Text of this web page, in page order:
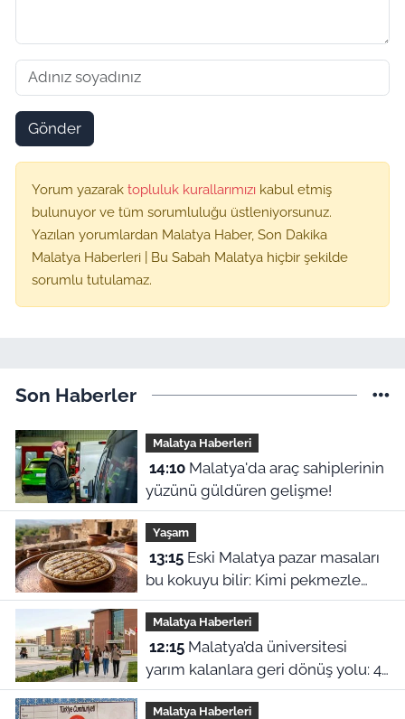
Gönder
Yorum yazarak topluluk kurallarımızı kabul etmiş
bulunuyor ve tüm sorumluluğu üstleniyorsunuz.
Yazılan yorumlardan Malatya Haber, Son Dakika
Malatya Haberleri | Bu Sabah Malatya hiçbir şekilde
sorumlu tutulamaz.
Son Haberler
Malatya Haberleri
14:10Malatya'da araç sahiplerinin
yüzünü güldüren gelişme!
Yaşam
13:15Eski Malatya pazar masaları
bu kokuyu bilir: Kimi pekmezle
yedi kimi yağla, işte o harle
Malatya Haberleri
12:15Malatya’da üniversitesi
yarım kalanlara geri dönüş yolu: 4
aylık başvuru süresi başladı!
Malatya Haberleri